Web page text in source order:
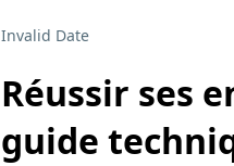
Invalid Date
Réussir ses
guide